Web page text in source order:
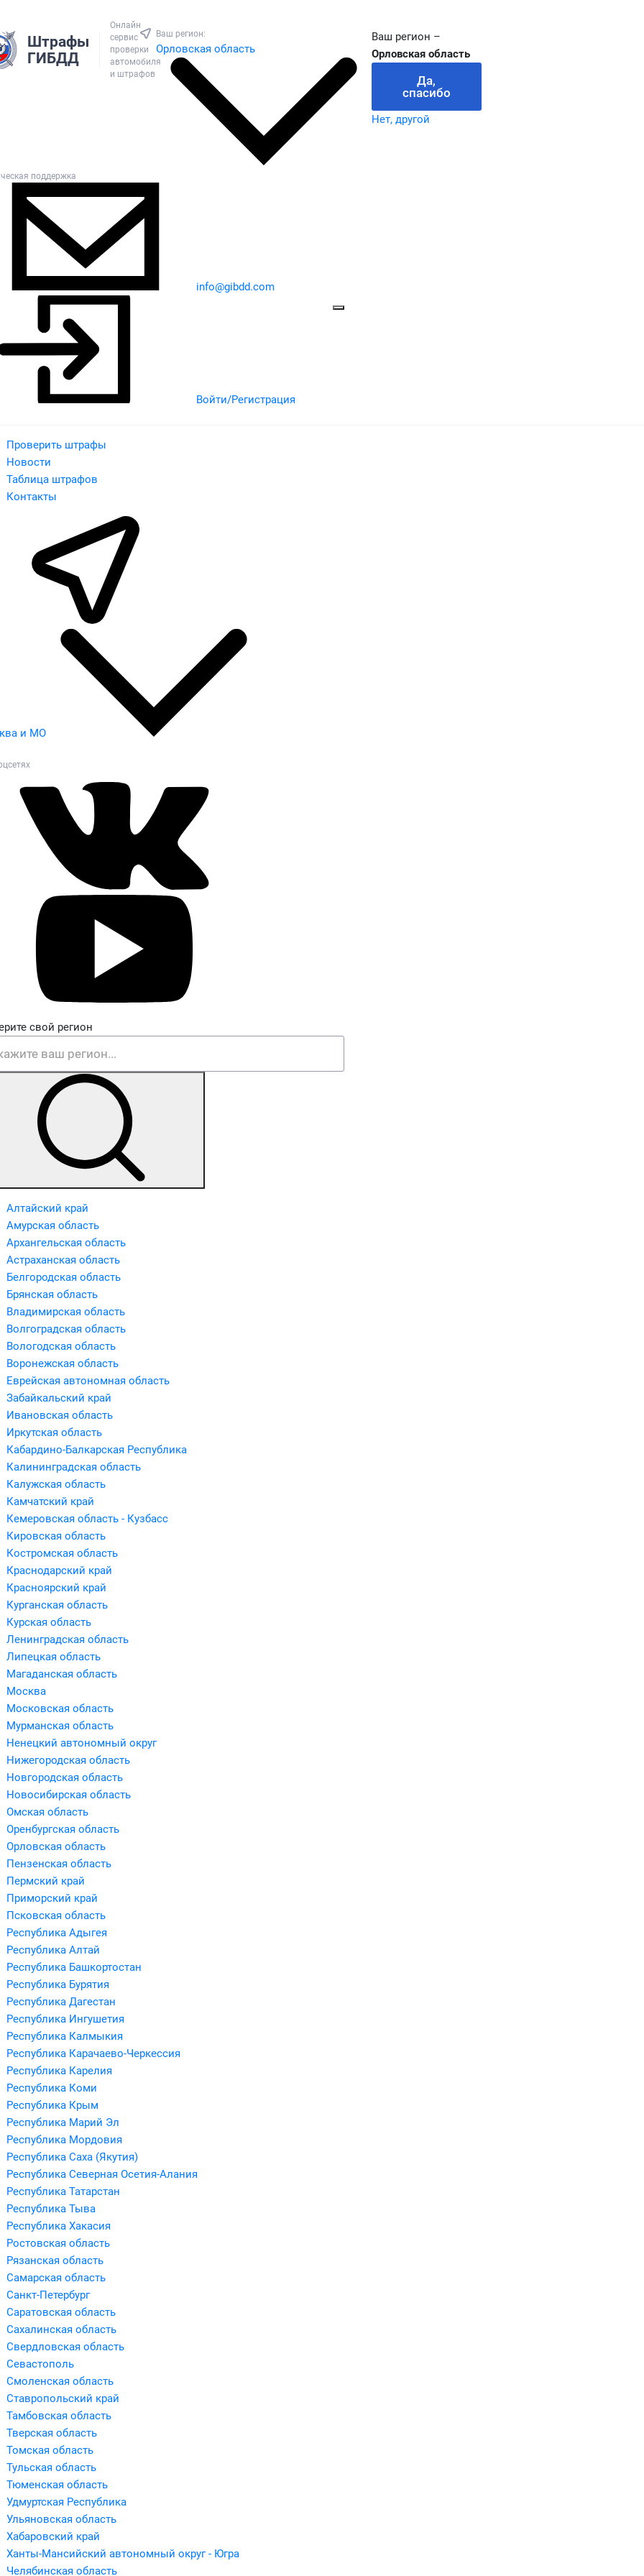
Штрафы
ГИБДД
Онлайн
сервис
проверки
автомобиля
и штрафов
Ваш регион:
Орловская область
Ваш регион –
Орловская область
Да,
спасибо
Нет, другой
поддержка
info@gibdd.com
Войти/Регистрация
Проверить штрафы
Новости
Таблица штрафов
Контакты
и МО
свой регион
Алтайский край
Амурская область
Архангельская область
Астраханская область
Белгородская область
Брянская область
Владимирская область
Волгоградская область
Вологодская область
Воронежская область
Еврейская автономная область
Забайкальский край
Ивановская область
Иркутская область
Кабардино-Балкарская Республика
Калининградская область
Калужская область
Камчатский край
Кемеровская область - Кузбасс
Кировская область
Костромская область
Краснодарский край
Красноярский край
Курганская область
Курская область
Ленинградская область
Липецкая область
Магаданская область
Москва
Московская область
Мурманская область
Ненецкий автономный округ
Нижегородская область
Новгородская область
Новосибирская область
Омская область
Оренбургская область
Орловская область
Пензенская область
Пермский край
Приморский край
Псковская область
Республика Адыгея
Республика Алтай
Республика Башкортостан
Республика Бурятия
Республика Дагестан
Республика Ингушетия
Республика Калмыкия
Республика Карачаево-Черкессия
Республика Карелия
Республика Коми
Республика Крым
Республика Марий Эл
Республика Мордовия
Республика Саха (Якутия)
Республика Северная Осетия-Алания
Республика Татарстан
Республика Тыва
Республика Хакасия
Ростовская область
Рязанская область
Самарская область
Санкт-Петербург
Саратовская область
Сахалинская область
Свердловская область
Севастополь
Смоленская область
Ставропольский край
Тамбовская область
Тверская область
Томская область
Тульская область
Тюменская область
Удмуртская Республика
Ульяновская область
Хабаровский край
Ханты-Мансийский автономный округ - Югра
Челябинская область